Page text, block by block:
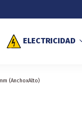
ELECTRICIDAD
(AnchoxAlto)